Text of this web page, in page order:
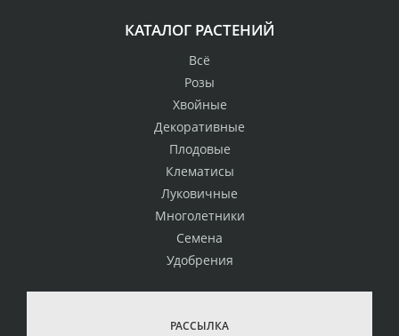
КАТАЛОГ РАСТЕНИЙ
Всё
Розы
Хвойные
Декоративные
Плодовые
Клематисы
Луковичные
Многолетники
Семена
Удобрения
РАССЫЛКА